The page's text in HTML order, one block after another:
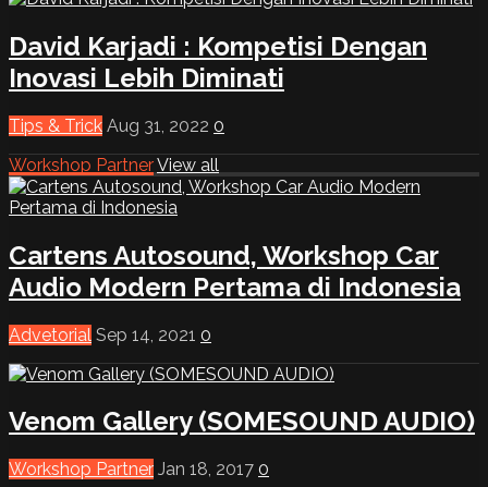
David Karjadi : Kompetisi Dengan
Inovasi Lebih Diminati
Tips & Trick Aug 31, 2022 0
Workshop PartnerView all
Cartens Autosound, Workshop Car
Audio Modern Pertama di Indonesia
Advetorial Sep 14, 2021 0
Venom Gallery (SOMESOUND AUDIO)
Workshop Partner Jan 18, 2017 0